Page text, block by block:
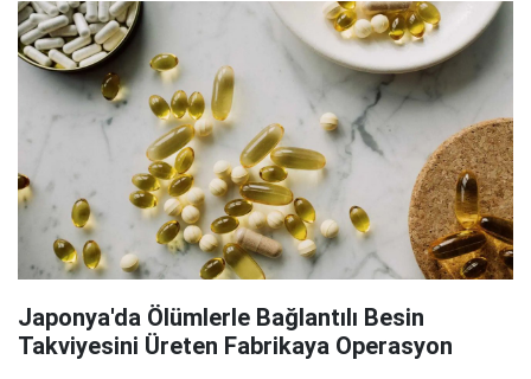
Japonya'da Ölümlerle Bağlantılı Besin
Takviyesini Üreten Fabrikaya Operasyon